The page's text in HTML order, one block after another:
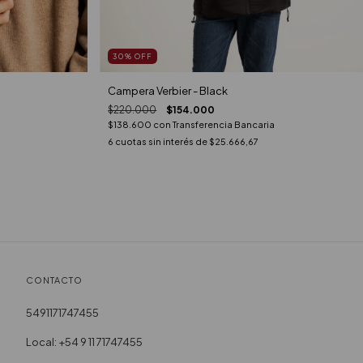
30%OFF
Campera Verbier - Black
$220.000 $154.000
$138.600 con Transferencia Bancaria
6 cuotas sin interés de $25.666,67
CONTACTO
5491171747455
Local: +54 9 11 71747455